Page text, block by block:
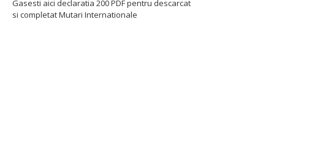
Gasesti aici declaratia 200 PDFpentru descarcat
si completatMutari Internationale